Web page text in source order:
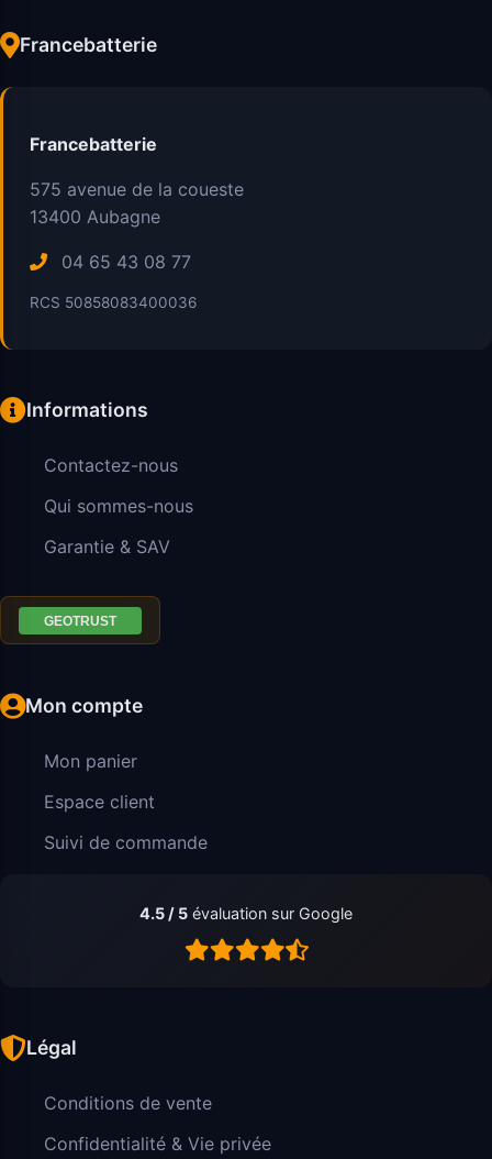
Francebatterie
Francebatterie
575 avenue de la coueste
13400 Aubagne
04 65 43 08 77
RCS 50858083400036
Informations
Contactez-nous
Qui sommes-nous
Garantie & SAV
Mon compte
Mon panier
Espace client
Suivi de commande
4.5 / 5 évaluation sur Google
Légal
Conditions de vente
Confidentialité & Vie privée